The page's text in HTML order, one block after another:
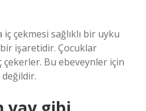
çekmesi sağlıklı bir uyku
işaretidir. Çocuklar
çekerler. Bu ebeveynler için